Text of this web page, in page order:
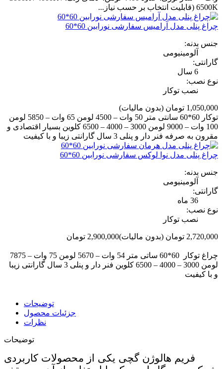
6500K (قابلیت انتخاب بر حسب نیاز...
چراغ پنلی مدل آرامیس سفارشی نورابین 60*60
جنس بدنه:
آلومینیومی
گارانتی:
6 سال
نوع نصب:
نصب توکار
1,050,000 تومان
(بدون مالیات)
توکار 60*60 سانتی متر 50 وات – 4500 لومن 65 وات – 5850 لومن
100 وات – 9000 لومن 3000 – 4000 – 6500 کلوین بسیار اقتصادی و
مقرون به صرفه فنر دار و پنلی 3 سال گارانتی زیبا و با کیفیت
چراغ پنلی مدل نوا لوکس سفارشی نورابین 60*60
جنس بدنه:
آلومینیومی
گارانتی:
36 ماه
نوع نصب:
نصب توکار
2,720,000 تومان (بدون مالیات)2,900,000 تومان
چراغ توکار 60*60 ساتی متر 54 وات – 5670 لومن 75 وات – 7875
لومن 3000 – 4000 – 6500 کلوین فنر دار و پنلی 3 سال گارانتی زیبا
و با کیفیت
توضیحات
جزئیات محصول
نظرات
توضیحات
فریم هالوژن گچی یکی از محصولات کاربردی